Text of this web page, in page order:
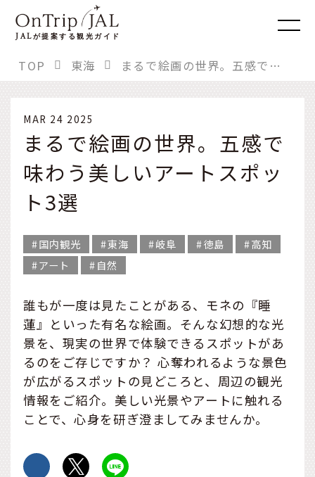
JALが提案する観光ガイド
TOP 東海 まるで絵画の世界。五感で味わう美しいアートスポット3選
MAR 24 2025
まるで絵画の世界。五感で
味わう美しいアートスポッ
ト3選
国内観光 東海 岐阜 徳島
高知
アート
自然
誰もが一度は見たことがある、モネの『睡
蓮』といった有名な絵画。そんな幻想的な光
景を、現実の世界で体験できるスポットがあ
るのをご存じですか？ 心奪われるような景色
が広がるスポットの見どころと、周辺の観光
情報をご紹介。美しい光景やアートに触れる
ことで、心身を研ぎ澄ましてみませんか。